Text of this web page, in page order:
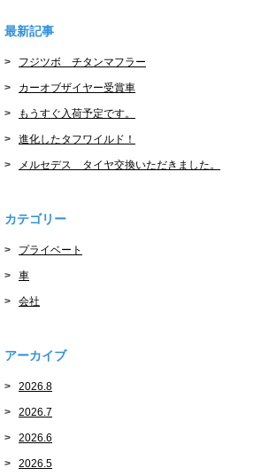
最新記事
フジツボ チタンマフラー
カーオブザイヤー受賞車
もうすぐ入荷予定です。
進化したタフワイルド！
メルセデス タイヤ交換いただきました。
カテゴリー
プライベート
車
会社
アーカイブ
2026.8
2026.7
2026.6
2026.5